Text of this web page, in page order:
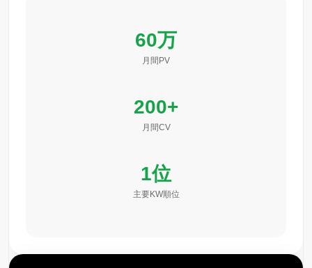
60万
月間PV
200+
月間CV
1位
主要KW順位